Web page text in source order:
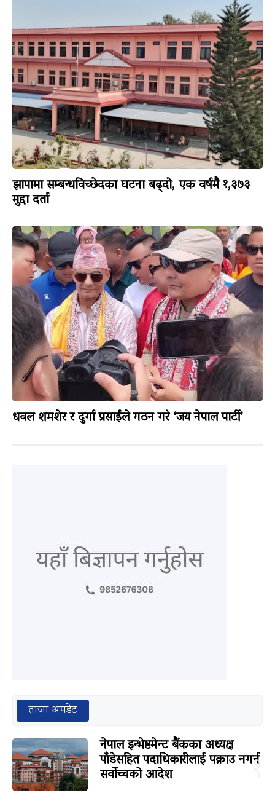
झापामा सम्बन्धविच्छेदका घटना बढ्दो, एक वर्षमै १,३७३
मुद्दा दर्ता
धवल शमशेर र दुर्गा प्रसाईंले गठन गरे ‘जय नेपाल पार्टी’
ताजा अपडेट
१
नेपाल इन्भेष्टमेन्ट बैंकका अध्यक्ष
पाँडेसहित पदाधिकारीलाई पक्राउ नगर्न
सर्वोच्चको आदेश